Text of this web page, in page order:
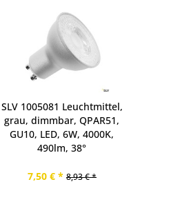
SLV 1005081 Leuchtmittel,
grau, dimmbar, QPAR51,
GU10, LED, 6W, 4000K,
490lm, 38°
7,50 € * 8,93 € *